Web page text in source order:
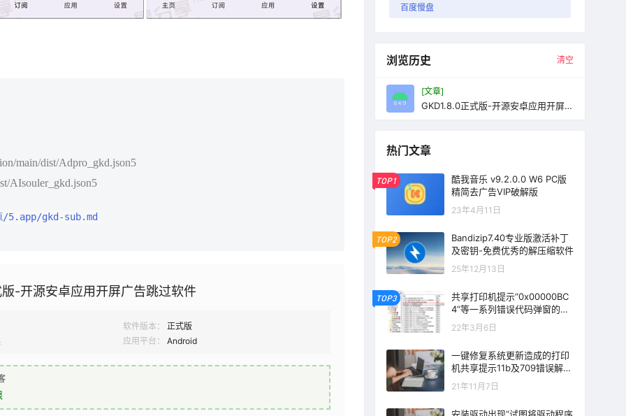
main/dist/Adpro_gkd.json5
AIsouler_gkd.json5
gkd-sub.md
-开源安卓应用开屏广告跳过软件
软件版本：
正式版
应用平台： Android
百度慢盘
浏览历史 清空
[文章]
GKD1.8.0正式版-开源安卓应用开屏广
热门文章
TOP1
酷我音乐 v9.2.0.0 W6 PC版
精简去广告VIP破解版
23年4月11日
TOP2
Bandizip7.40专业版激活补丁
及密钥-免费优秀的解压缩软件
25年12月13日
TOP3
共享打印机提示“0x00000BC
4”等一系列错误代码弹窗的解
决方法
22年3月6日
一键修复系统更新造成的打印
机共享提示11b及709错误解决
方法
21年11月7日